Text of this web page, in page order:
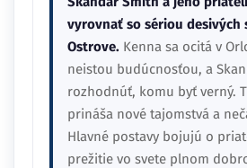
vyrovnať so sériou desivých
Ostrove. Kenna sa ocitá v
neistou budúcnosťou, a
rozhodnúť, komu byť verný.
prináša nové tajomstvá a
Hlavné postavy bojujú o
prežitie vo svete plnom